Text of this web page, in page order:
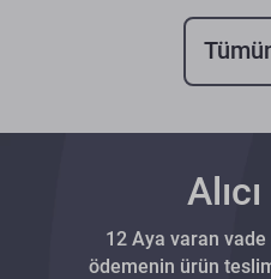
12 Aya varan vade
ödemenin ürün